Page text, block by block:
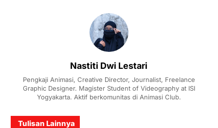
Nastiti Dwi Lestari
Pengkaji Animasi, Creative Director, Journalist, Freelance
Graphic Designer. Magister Student of Videography at ISI
Yogyakarta. Aktif berkomunitas di Animasi Club.
Tulisan Lainnya